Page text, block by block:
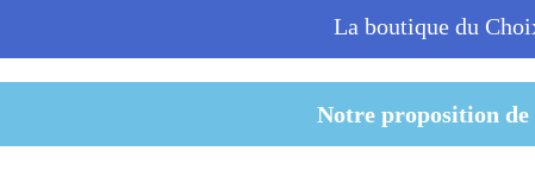
La boutique du
Notre proposition de